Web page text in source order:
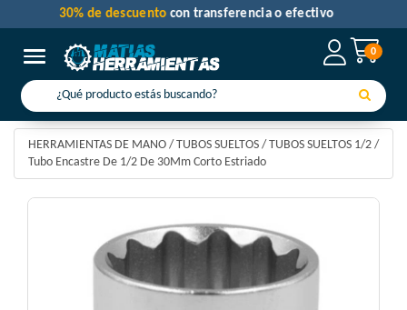
0
Toggle navigation
30% de descuentocon transferencia o efectivo
HERRAMIENTAS DE MANO / TUBOS SUELTOS / TUBOS SUELTOS 1/2 /
Tubo Encastre De 1/2 De 30Mm Corto Estriado